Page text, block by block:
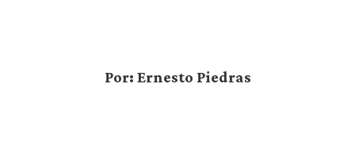
Por: Ernesto Piedras